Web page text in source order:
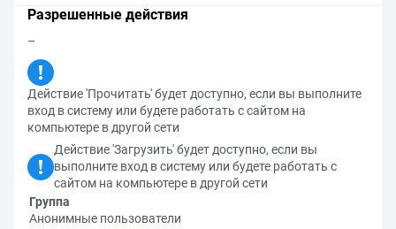
Разрешенные действия
–
Действие 'Прочитать' будет доступно, если вы выполните
вход в систему или будете работать с сайтом на
компьютере в другой сети
Действие 'Загрузить' будет доступно, если вы
выполните вход в систему или будете работать с
сайтом на компьютере в другой сети
Группа
Анонимные пользователи